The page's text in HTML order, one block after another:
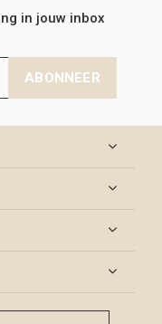
in jouw inbox
ABONNEER